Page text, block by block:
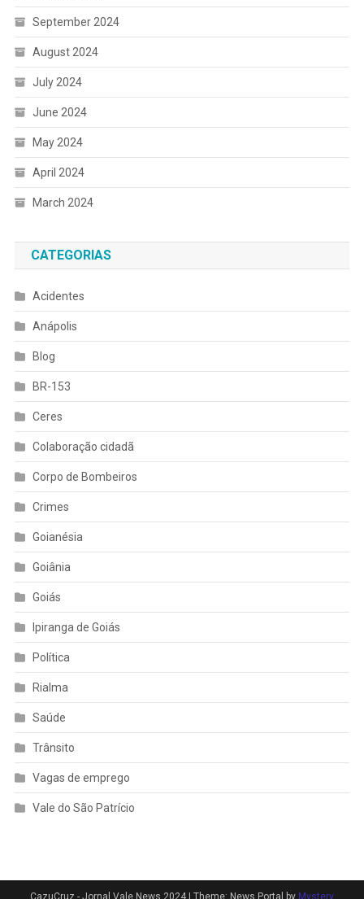
September 2024
August 2024
July 2024
June 2024
May 2024
April 2024
March 2024
CATEGORIAS
Acidentes
Anápolis
Blog
BR-153
Ceres
Colaboração cidadã
Corpo de Bombeiros
Crimes
Goianésia
Goiânia
Goiás
Ipiranga de Goiás
Política
Rialma
Saúde
Trânsito
Vagas de emprego
Vale do São Patrício
CazuCruz - Jornal Vale News 2024 Theme: News Portal by Mystery